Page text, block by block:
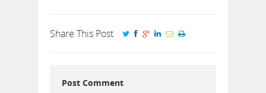
Share This Post
Post Comment